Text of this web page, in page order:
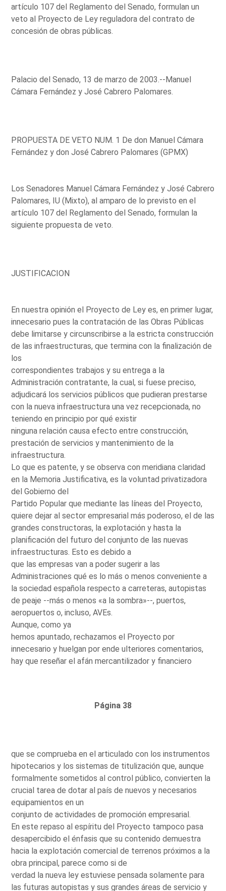
artículo 107 del Reglamento del Senado, formulan un
veto al Proyecto de Ley reguladora del contrato de
concesión de obras públicas.
Palacio del Senado, 13 de marzo de 2003.--Manuel
Cámara Fernández y José Cabrero Palomares.
PROPUESTA DE VETO NUM. 1 De don Manuel Cámara
Fernández y don José Cabrero Palomares (GPMX)
Los Senadores Manuel Cámara Fernández y José Cabrero
Palomares, IU (Mixto), al amparo de lo previsto en el
artículo 107 del Reglamento del Senado, formulan la
siguiente propuesta de veto.
JUSTIFICACION
En nuestra opinión el Proyecto de Ley es, en primer lugar,
innecesario pues la contratación de las Obras Públicas
debe limitarse y circunscribirse a la estricta construcción
de las infraestructuras, que termina con la finalización de
los
correspondientes trabajos y su entrega a la
Administración contratante, la cual, si fuese preciso,
adjudicará los servicios públicos que pudieran prestarse
con la nueva infraestructura una vez recepcionada, no
teniendo en principio por qué existir
ninguna relación causa efecto entre construcción,
prestación de servicios y mantenimiento de la
infraestructura.
Lo que es patente, y se observa con meridiana claridad
en la Memoria Justificativa, es la voluntad privatizadora
del Gobierno del
Partido Popular que mediante las líneas del Proyecto,
quiere dejar al sector empresarial más poderoso, el de las
grandes constructoras, la explotación y hasta la
planificación del futuro del conjunto de las nuevas
infraestructuras. Esto es debido a
que las empresas van a poder sugerir a las
Administraciones qué es lo más o menos conveniente a
la sociedad española respecto a carreteras, autopistas
de peaje --más o menos «a la sombra»--, puertos,
aeropuertos o, incluso, AVEs.
Aunque, como ya
hemos apuntado, rechazamos el Proyecto por
innecesario y huelgan por ende ulteriores comentarios,
hay que reseñar el afán mercantilizador y financiero
Página 38
que se comprueba en el articulado con los instrumentos
hipotecarios y los sistemas de titulización que, aunque
formalmente sometidos al control público, convierten la
crucial tarea de dotar al país de nuevos y necesarios
equipamientos en un
conjunto de actividades de promoción empresarial.
En este repaso al espíritu del Proyecto tampoco pasa
desapercibido el énfasis que su contenido demuestra
hacia la explotación comercial de terrenos próximos a la
obra principal, parece como si de
verdad la nueva ley estuviese pensada solamente para
las futuras autopistas y sus grandes áreas de servicio y